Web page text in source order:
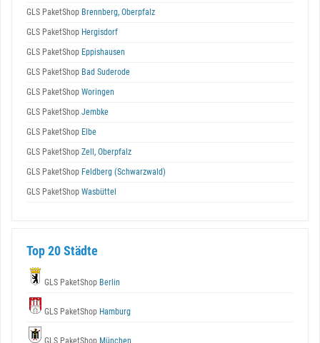
GLS PaketShop Brennberg, Oberpfalz
GLS PaketShop Hergisdorf
GLS PaketShop Eppishausen
GLS PaketShop Bad Suderode
GLS PaketShop Woringen
GLS PaketShop Jembke
GLS PaketShop Elbe
GLS PaketShop Zell, Oberpfalz
GLS PaketShop Feldberg (Schwarzwald)
GLS PaketShop Wasbüttel
Top 20 Städte
GLS PaketShop Berlin
GLS PaketShop Hamburg
GLS PaketShop München